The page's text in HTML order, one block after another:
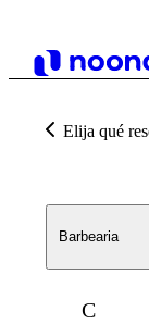
Elija qué
Barbearia
C